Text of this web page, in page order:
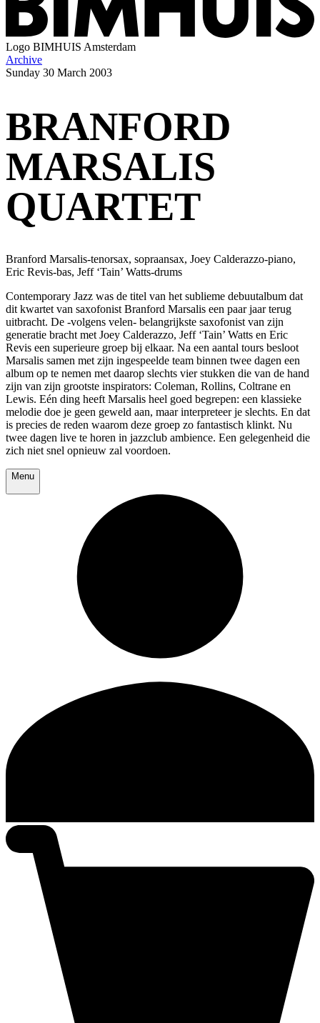
Logo BIMHUIS Amsterdam
Archive
Sunday 30 March 2003
BRANFORD
MARSALIS
QUARTET
Branford Marsalis-tenorsax, sopraansax, Joey Calderazzo-piano,
Eric Revis-bas, Jeff ‘Tain’ Watts-drums
Contemporary Jazz was de titel van het sublieme debuutalbum dat
dit kwartet van saxofonist Branford Marsalis een paar jaar terug
uitbracht. De -volgens velen- belangrijkste saxofonist van zijn
generatie bracht met Joey Calderazzo, Jeff ‘Tain’ Watts en Eric
Revis een superieure groep bij elkaar. Na een aantal tours besloot
Marsalis samen met zijn ingespeelde team binnen twee dagen een
album op te nemen met daarop slechts vier stukken die van de hand
zijn van zijn grootste inspirators: Coleman, Rollins, Coltrane en
Lewis. Eén ding heeft Marsalis heel goed begrepen: een klassieke
melodie doe je geen geweld aan, maar interpreteer je slechts. En dat
is precies de reden waarom deze groep zo fantastisch klinkt. Nu
twee dagen live te horen in jazzclub ambience. Een gelegenheid die
zich niet snel opnieuw zal voordoen.
Menu